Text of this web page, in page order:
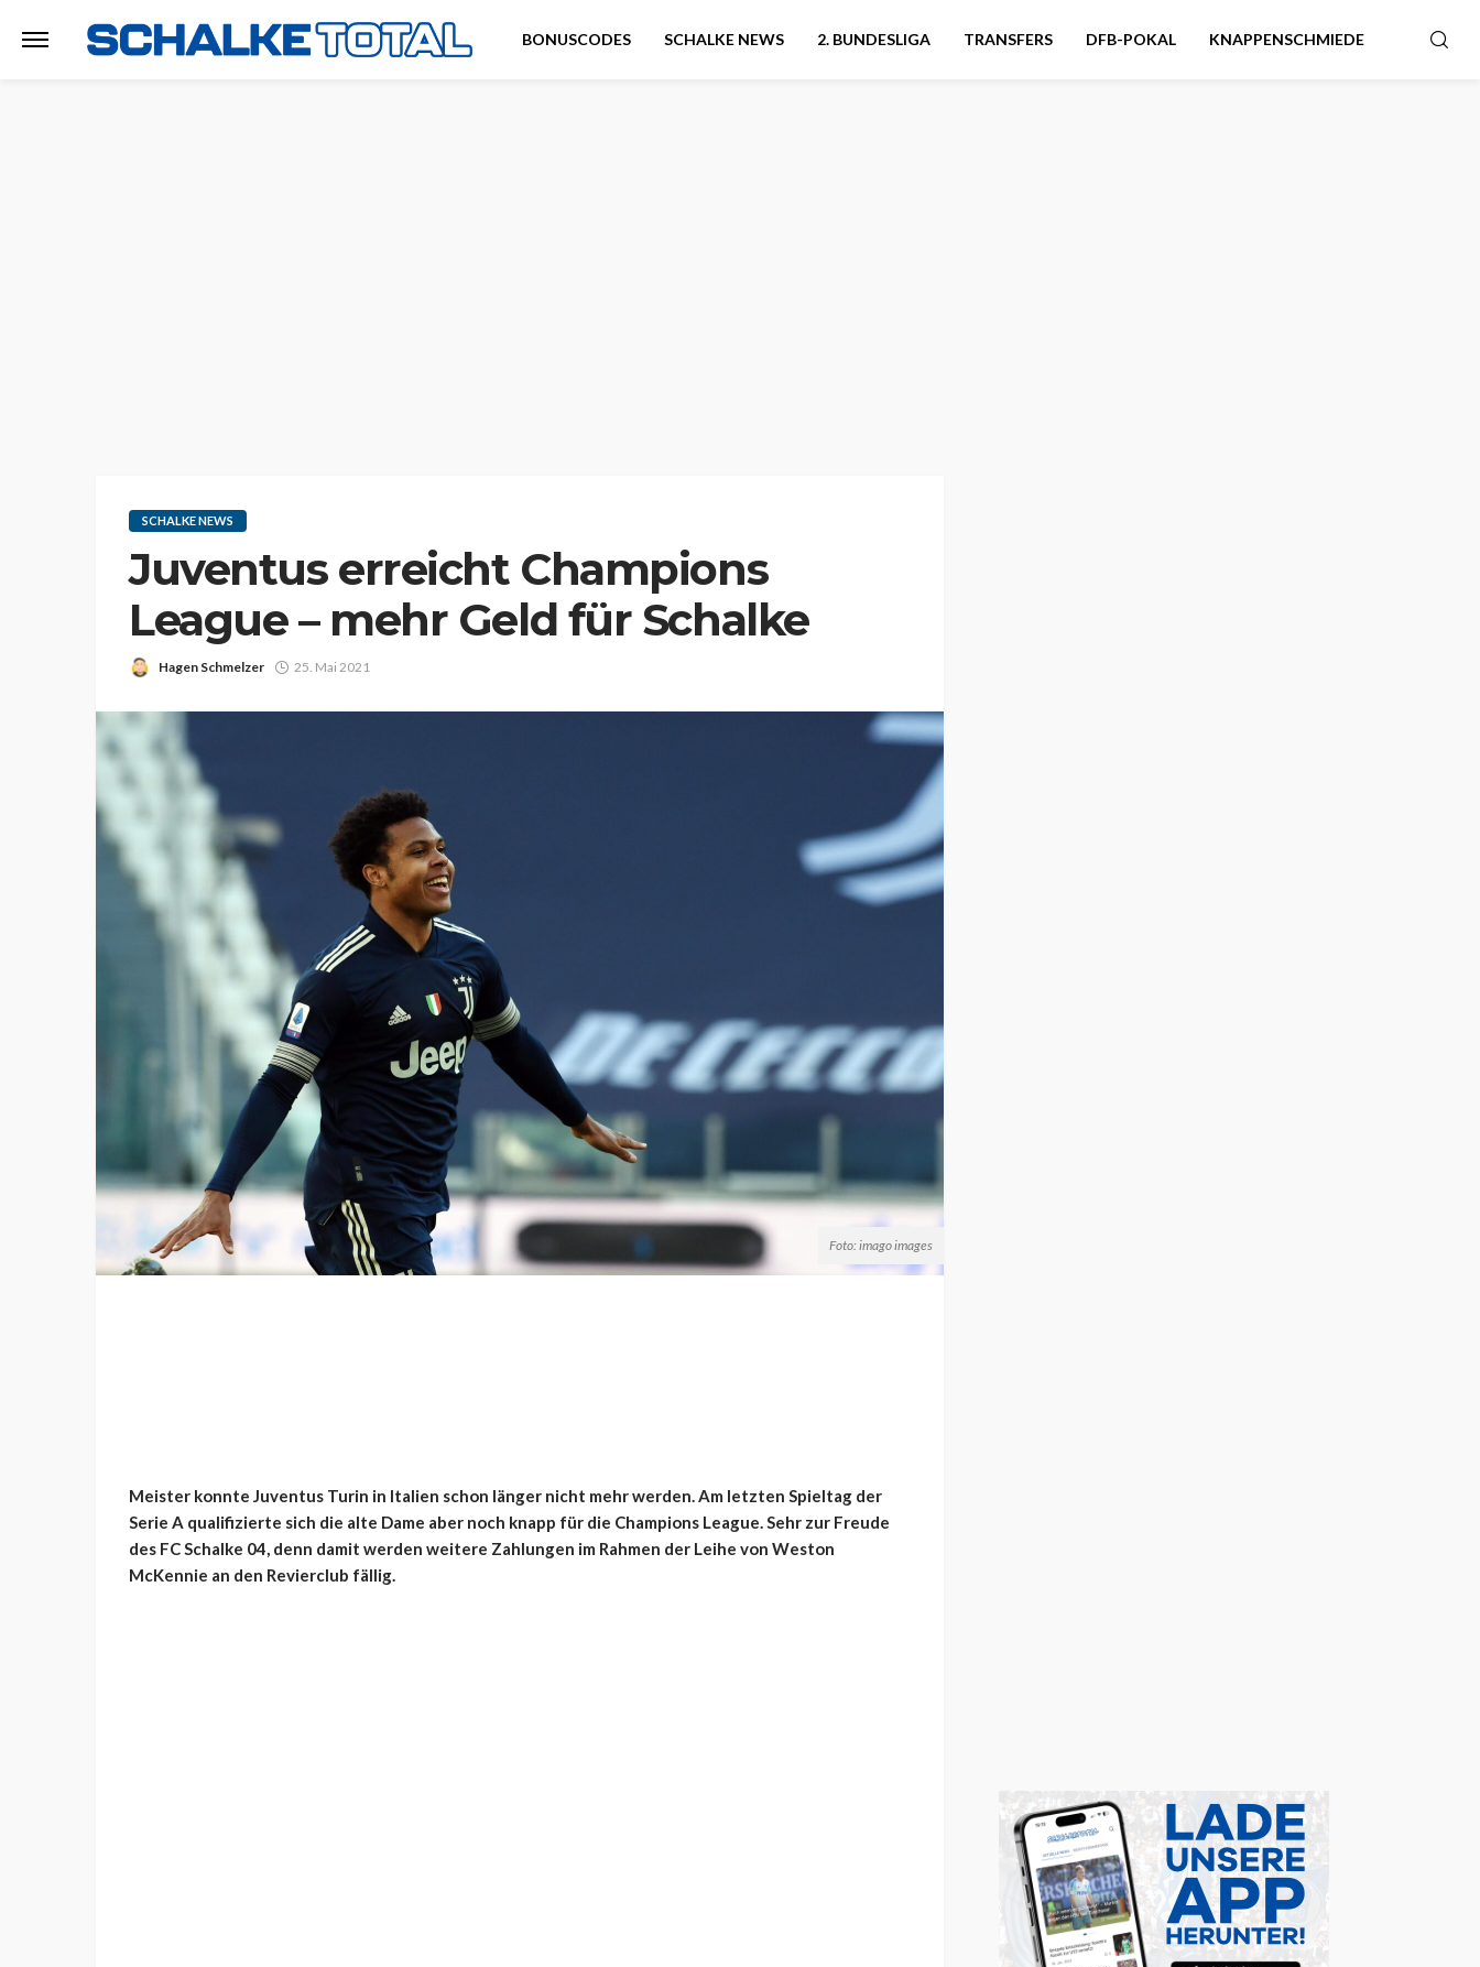
BONUSCODES SCHALKE NEWS 2. BUNDESLIGA TRANSFERS DFB-POKAL KNAPPENSCHMIEDE
SCHALKE NEWS
Juventus erreicht Champions
League – mehr Geld für Schalke
Hagen Schmelzer 25. Mai 2021
Foto: imago images
Meister konnte Juventus Turin in Italien schon länger nicht mehr werden. Am letzten Spieltag der
Serie A qualifizierte sich die alte Dame aber noch knapp für die Champions League. Sehr zur Freude
des FC Schalke 04, denn damit werden weitere Zahlungen im Rahmen der Leihe von Weston
McKennie an den Revierclub fällig.